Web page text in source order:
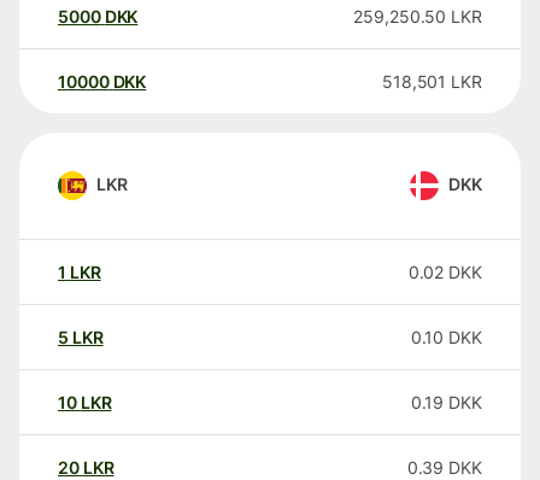
5000 DKK 259,250.50 LKR
10000 DKK 518,501 LKR
LKR DKK
1 LKR 0.02 DKK
5 LKR 0.10 DKK
10 LKR 0.19 DKK
20 LKR 0.39 DKK